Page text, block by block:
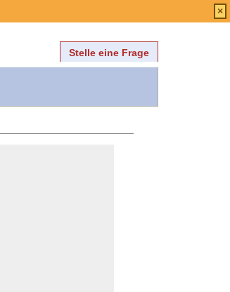
Stelle eine Frage
×